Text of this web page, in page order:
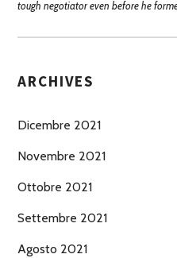
tough negotiator even before he
ARCHIVES
Dicembre 2021
Novembre 2021
Ottobre 2021
Settembre 2021
Agosto 2021